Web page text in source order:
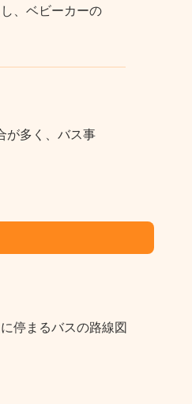
、ベビーカーの
が多く、バス事
停まるバスの路線図